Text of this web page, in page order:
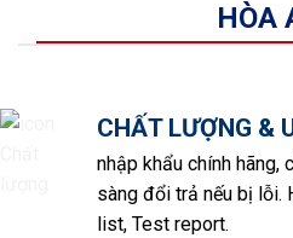
HÒA
CHẤT LƯỢNG &
nhập khẩu chính hãng,
sàng đổi trả nếu bị lỗi.
list, Test report.